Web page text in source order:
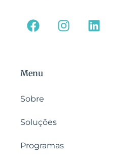
Menu
Sobre
Soluções
Programas